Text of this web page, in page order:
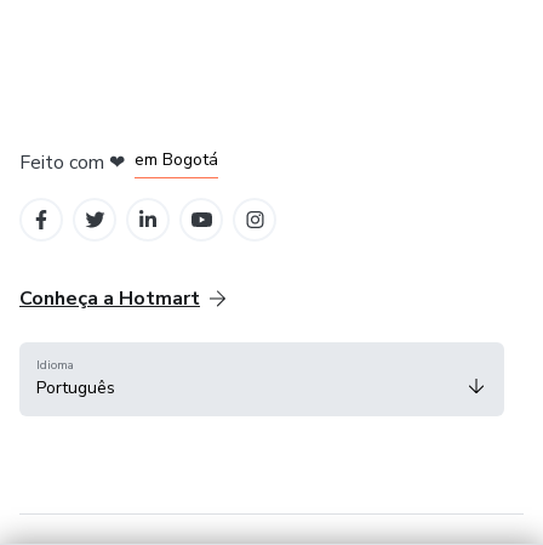
Feito com ❤ em Bogotá
Conheça a Hotmart
Idioma
Português